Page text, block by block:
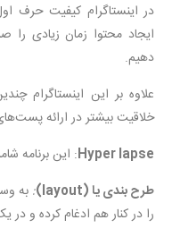
در اینستاگرام کیفیت حرف
ایجاد محتوا زمان زیادی را
دهیم.
علاوه بر این اینستاگرام
خلاقیت بیشتر در ارائه
Hyper lapse: این برنامه
طرح بندی یا (layout)
:به
را در کنار هم ادغام کرده و